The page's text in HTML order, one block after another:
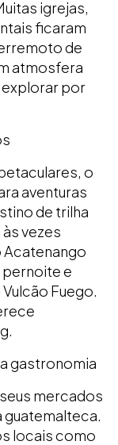
igrejas,
ficaram
de
atmosfera
por
o
aventuras
de trilha
vezes
Acatenango
e
Fuego.
a gastronomia
mercados
guatemalteca.
locais como